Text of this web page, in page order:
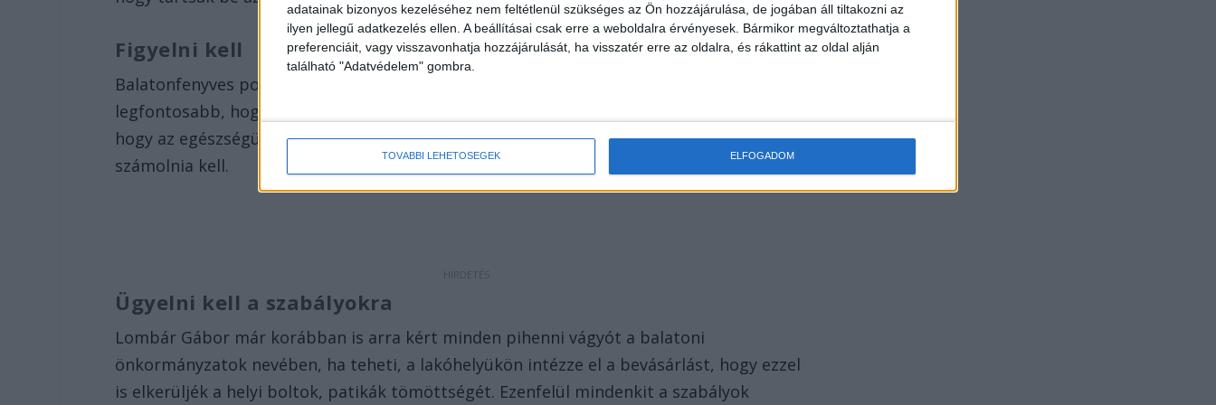
adatainak bizonyos kezeléséhez nem feltétlenül szükséges az Ön hozzájárulása, de jogában áll tiltakozni az
ilyen jellegű adatkezelés ellen. A beállításai csak erre a weboldalra érvényesek. Bármikor megváltoztathatja a
preferenciáit, vagy visszavonhatja hozzájárulását, ha visszatér erre az oldalra, és rákattint az oldal alján
található "Adatvédelem" gombra.
TOVÁBBI LEHETŐSÉGEK ELFOGADOM
Figyelni kell
Balatonfenyves polgármestere
legfontosabb, hogy vigyázzunk magunkra, és tartsuk be az óvintézkedéseket. Elmondta,
hogy az egészségügyi ellátórendszer nagyon leterhelt, és ezzel minden utazónak
számolnia kell.
Ügyelni kell a szabályokra
Lombár Gábor már korábban is arra kért minden pihenni vágyót a balatoni
önkormányzatok nevében, ha teheti, a lakóhelyükön intézze el a bevásárlást, hogy ezzel
is elkerüljék a helyi boltok, patikák tömöttségét. Ezenfelül mindenkit a szabályok